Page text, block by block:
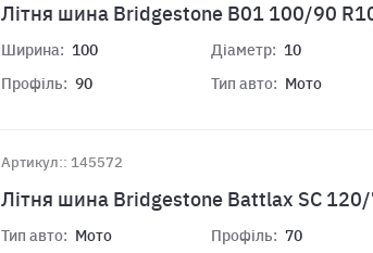
Лiтня шина Bridgestone B01 100/90
Ширина: 100
Профіль: 90
Діаметр: 10
Тип авто: Мото
Артикул:: 145572
Лiтня шина Bridgestone Battlax SC 120/
Тип авто: Мото
Профіль: 70